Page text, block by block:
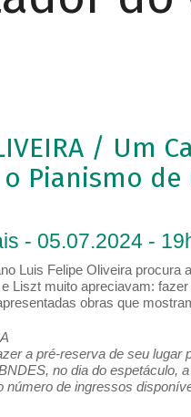
/ Um
Pianismo de
- 05.07.2024 -
Luis Felipe Oliveira procura
Liszt muito apreciavam:
obras que
a pré-reserva de seu
no dia do espetáculo,
número de ingressos